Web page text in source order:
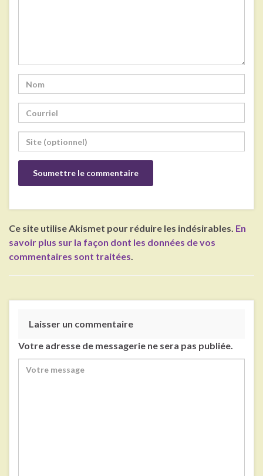
Ce site utilise Akismet pour réduire les indésirables. En
savoir plus sur la façon dont les données de vos
commentaires sont traitées.
Laisser un commentaire
Votre adresse de messagerie ne sera pas publiée.